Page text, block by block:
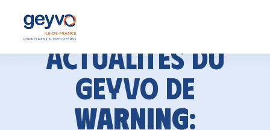
Actualités du
GEYVO de
Warning: